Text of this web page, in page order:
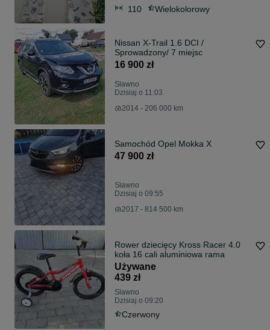
110 Wielokolorowy
Nissan X-Trail 1.6 DCI /
Sprowadzony/ 7 miejsc
16 900 zł
Sławno
Dzisiaj o 11:03
2014 - 206 000 km
Samochód Opel Mokka X
47 900 zł
Sławno
Dzisiaj o 09:55
2017 - 814 500 km
Rower dziecięcy Kross Racer 4.0
koła 16 cali aluminiowa rama
Używane
439 zł
Sławno
Dzisiaj o 09:20
Czerwony